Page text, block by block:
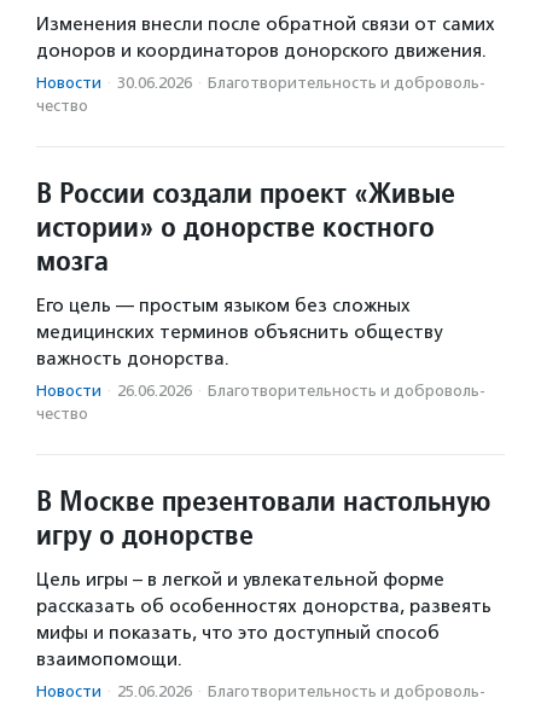
Изменения внесли после обратной связи от самих
доноров и координаторов донорского движения.
Новости · 30.06.2026 · Благотвори­тель­ность и доброволь­
чест­во
В России создали проект «Живые
истории» о донорстве костного
мозга
Его цель — простым языком без сложных
медицинских терминов объяснить обществу
важность донорства.
Новости · 26.06.2026 · Благотвори­тель­ность и доброволь­
чест­во
В Москве презентовали настольную
игру о донорстве
Цель игры – в легкой и увлекательной форме
рассказать об особенностях донорства, развеять
мифы и показать, что это доступный способ
взаимопомощи.
Новости · 25.06.2026 · Благотвори­тель­ность и доброволь­